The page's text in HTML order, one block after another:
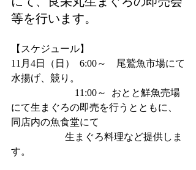
等を行います。
【スケジュール】
11月4日（日）  6:00～　尾鷲魚市場にて
水揚げ、競り。
11:00～  おとと鮮魚売場
にて生まぐろの即売を行うとともに、
同店内の魚食堂にて
す。